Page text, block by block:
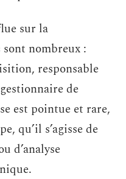
sur la
nombreux :
responsable
de
est pointue et rare,
qu’il s’agisse de
d’analyse